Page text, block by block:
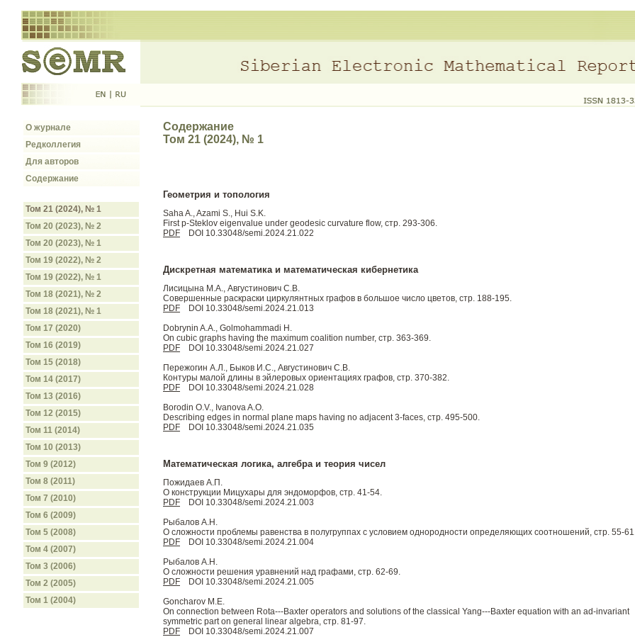
О журнале
Редколлегия
Для авторов
Содержание
Том 21 (2024), № 1
Том 20 (2023), № 2
Том 20 (2023), № 1
Том 19 (2022), № 2
Том 19 (2022), № 1
Том 18 (2021), № 2
Том 18 (2021), № 1
Том 17 (2020)
Том 16 (2019)
Том 15 (2018)
Том 14 (2017)
Том 13 (2016)
Том 12 (2015)
Том 11 (2014)
Том 10 (2013)
Том 9 (2012)
Том 8 (2011)
Том 7 (2010)
Том 6 (2009)
Том 5 (2008)
Том 4 (2007)
Том 3 (2006)
Том 2 (2005)
Том 1 (2004)
Содержание
Том 21 (2024), № 1
Геометрия и топология
Saha A., Azami S., Hui S.K.
First p-Steklov eigenvalue under geodesic curvature flow, стр. 293-306.
PDF DOI 10.33048/semi.2024.21.022
Дискретная математика и математическая кибернетика
Лисицына М.А., Августинович С.В.
Совершенные раскраски циркулянтных графов в большое число цветов, стр. 188-195.
PDF DOI 10.33048/semi.2024.21.013
Dobrynin A.A., Golmohammadi H.
On cubic graphs having the maximum coalition number, стр. 363-369.
PDF DOI 10.33048/semi.2024.21.027
Пережогин А.Л., Быков И.С., Августинович С.В.
Контуры малой длины в эйлеровых ориентациях графов, стр. 370-382.
PDF DOI 10.33048/semi.2024.21.028
Borodin O.V., Ivanova A.O.
Describing edges in normal plane maps having no adjacent 3-faces, стр. 495-500.
PDF DOI 10.33048/semi.2024.21.035
Математическая логика, алгебра и теория чисел
Пожидаев А.П.
О конструкции Мицухары для эндоморфов, стр. 41-54.
PDF DOI 10.33048/semi.2024.21.003
Рыбалов А.Н.
О сложности проблемы равенства в полугруппах с условием однородности определяющих соотношений, стр. 55-61.
PDF DOI 10.33048/semi.2024.21.004
Рыбалов А.Н.
О сложности решения уравнений над графами, стр. 62-69.
PDF DOI 10.33048/semi.2024.21.005
Goncharov M.E.
On connection between Rota---Baxter operators and solutions of the classical Yang---Baxter equation with an ad-invariant
symmetric part on general linear algebra, стр. 81-97.
PDF DOI 10.33048/semi.2024.21.007